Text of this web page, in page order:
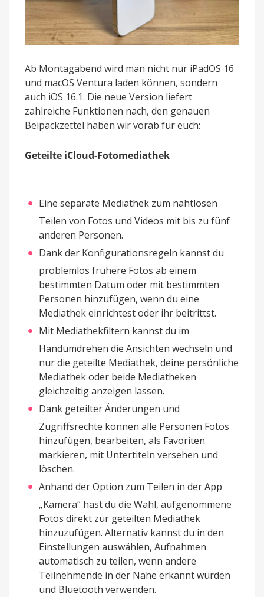
Ab Montagabend wird man nicht nur iPadOS 16
und macOS Ventura laden können, sondern
auch iOS 16.1. Die neue Version liefert
zahlreiche Funktionen nach, den genauen
Beipackzettel haben wir vorab für euch:
Geteilte iCloud-Fotomediathek
Eine separate Mediathek zum nahtlosen
Teilen von Fotos und Videos mit bis zu fünf
anderen Personen.
Dank der Konfigurationsregeln kannst du
problemlos frühere Fotos ab einem
bestimmten Datum oder mit bestimmten
Personen hinzufügen, wenn du eine
Mediathek einrichtest oder ihr beitrittst.
Mit Mediathekfiltern kannst du im
Handumdrehen die Ansichten wechseln und
nur die geteilte Mediathek, deine persönliche
Mediathek oder beide Mediatheken
gleichzeitig anzeigen lassen.
Dank geteilter Änderungen und
Zugriffsrechte können alle Personen Fotos
hinzufügen, bearbeiten, als Favoriten
markieren, mit Untertiteln versehen und
löschen.
Anhand der Option zum Teilen in der App
„Kamera“ hast du die Wahl, aufgenommene
Fotos direkt zur geteilten Mediathek
hinzuzufügen. Alternativ kannst du in den
Einstellungen auswählen, Aufnahmen
automatisch zu teilen, wenn andere
Teilnehmende in der Nähe erkannt wurden
und Bluetooth verwenden.